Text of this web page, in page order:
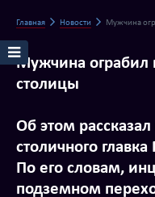
Главная Новости Мужчина
Мужчина ограбил
столицы
Об этом
столичного
По его словам,
подземном